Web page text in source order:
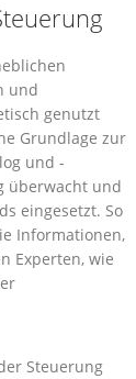
und
genutzt
Grundlage zur
und -
überwacht und
eingesetzt. So
Informationen,
Experten, wie
Steuerung